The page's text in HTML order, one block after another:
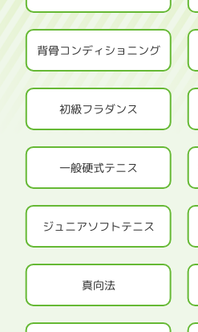
背骨コンディショニング
初級フラダンス
一般硬式テニス
ジュニアソフトテニス
真向法